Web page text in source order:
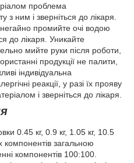
проблема
з ним і зверніться до лікаря.
промийте очі водою
до лікаря. Уникайте
мийте руки після роботи,
продукції не палити,
індивідуальна
реакції, у разі їх прояву
і зверніться до лікаря.
0.45 кг, 0.9 кг, 1.05 кг, 10.5
компонентів загальною
компонентів 100:100.